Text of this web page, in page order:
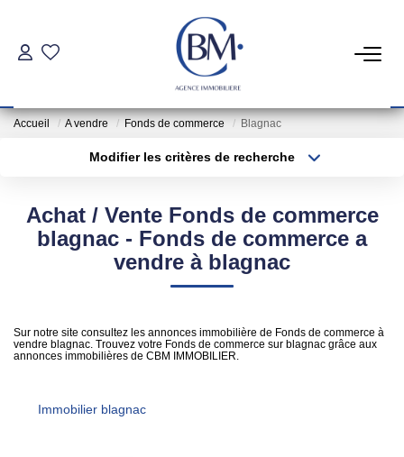
PARTICULIERS
Location
COMMERCES ET BUREAUX
Commerces Et Entreprises
Accueil A vendre Fonds de commerce Blagnac
Modifier les critères de recherche
Sélectionnez...
Type de bien
Surface min
Achat / Vente Fonds de commerce
blagnac - Fonds de commerce a
vendre à blagnac
Sur notre site consultez les annonces immobilière de Fonds de commerce à
vendre blagnac. Trouvez votre Fonds de commerce sur blagnac grâce aux
annonces immobilières de CBM IMMOBILIER.
Immobilier blagnac